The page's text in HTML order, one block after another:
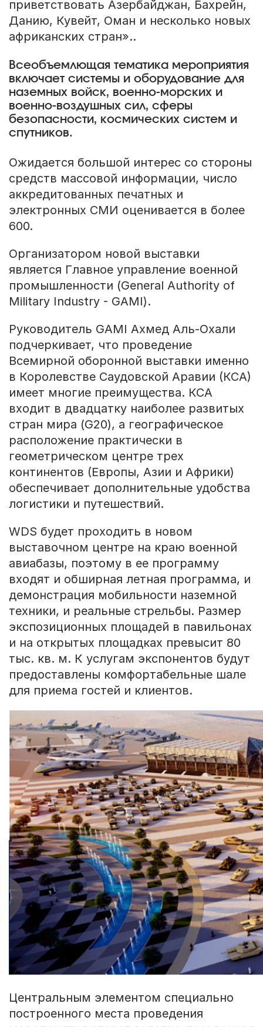
приветствовать Азербайджан, Бахрейн,
Данию, Кувейт, Оман и несколько новых
африканских стран»..
Всеобъемлющая тематика мероприятия
включает системы и оборудование для
наземных войск, военно-морских и
военно-воздушных сил, сферы
безопасности, космических систем и
спутников.
Ожидается большой интерес со стороны
средств массовой информации, число
аккредитованных печатных и
электронных СМИ оценивается в более
600.
Организатором новой выставки
является Главное управление военной
промышленности (General Authority of
Military Industry - GAMI).
Руководитель GAMI Ахмед Аль-Охали
подчеркивает, что проведение
Всемирной оборонной выставки именно
в Королевстве Саудовской Аравии (КСА)
имеет многие преимущества. КСА
входит в двадцатку наиболее развитых
стран мира (G20), а географическое
расположение практически в
геометрическом центре трех
континентов (Европы, Азии и Африки)
обеспечивает дополнительные удобства
логистики и путешествий.
WDS будет проходить в новом
выставочном центре на краю военной
авиабазы, поэтому в ее программу
входят и обширная летная программа, и
демонстрация мобильности наземной
техники, и реальные стрельбы. Размер
экспозиционных площадей в павильонах
и на открытых площадках превысит 80
тыс. кв. м. К услугам экспонентов будут
предоставлены комфортабельные шале
для приема гостей и клиентов.
Центральным элементом специально
построенного места проведения